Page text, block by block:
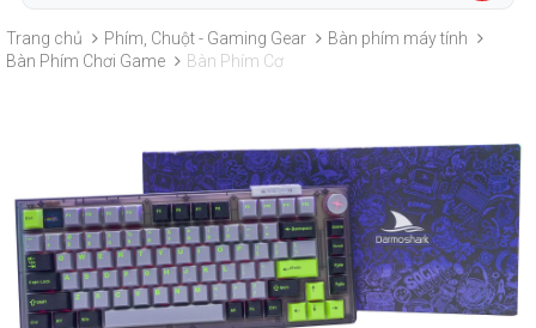
Trang chủ Phím, Chuột - Gaming Gear
Bàn phím máy tính
Bàn Phím Chơi Game
Bàn Phím Cơ